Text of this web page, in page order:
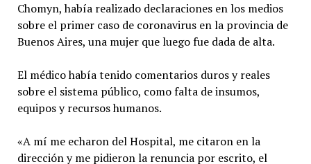
Chomyn, había realizado declaraciones en los medios
sobre el primer caso de coronavirus en la provincia de
Buenos Aires, una mujer que luego fue dada de alta.
El médico había tenido comentarios duros y reales
sobre el sistema público, como falta de insumos,
equipos y recursos humanos.
«A mí me echaron del Hospital, me citaron en la
dirección y me pidieron la renuncia por escrito, el